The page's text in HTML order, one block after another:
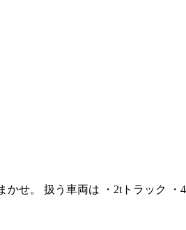
せ。 扱う車両は ・2tトラック